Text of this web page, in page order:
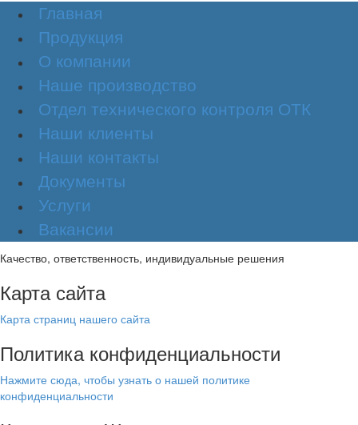
Главная
Продукция
О компании
Наше производство
Отдел технического контроля ОТК
Наши клиенты
Наши контакты
Документы
Услуги
Вакансии
Качество, ответственность, индивидуальные решения
Карта сайта
Карта страниц нашего сайта
Политика конфиденциальности
Нажмите сюда, чтобы узнать о нашей политике
конфиденциальности